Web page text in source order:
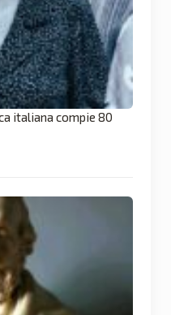
italiana compie 80